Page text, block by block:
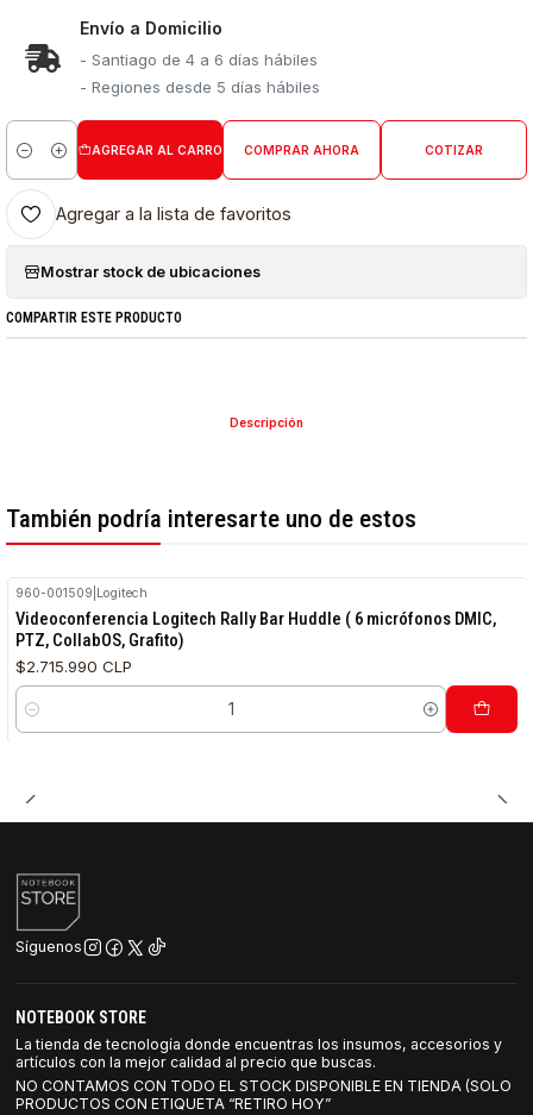
Envío a Domicilio
- Santiago de 4 a 6 días hábiles
- Regiones desde 5 días hábiles
Cantidad
AGREGAR AL CARRO COMPRAR AHORA COTIZAR
Agregar a la lista de favoritos
Mostrar stock de ubicaciones
COMPARTIR ESTE PRODUCTO
Descripción
También podría interesarte uno de estos
960-001509 Logitech
Videoconferencia Logitech Rally Bar Huddle ( 6 micrófonos DMIC,
PTZ, CollabOS, Grafito)
$2.715.990 CLP
Cantidad
Síguenos
NOTEBOOK STORE
La tienda de tecnología donde encuentras los insumos, accesorios y
artículos con la mejor calidad al precio que buscas.
NO CONTAMOS CON TODO EL STOCK DISPONIBLE EN TIENDA (SOLO
PRODUCTOS CON ETIQUETA “RETIRO HOY”